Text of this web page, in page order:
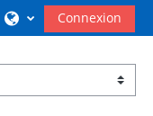
Activer/désactiver
Connexion